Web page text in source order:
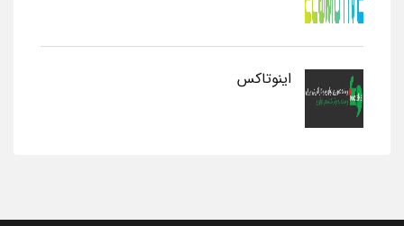
اینوتاکس